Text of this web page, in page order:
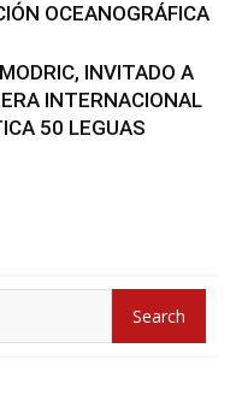
OCEANOGRÁFICA
INVITADO A
INTERNACIONAL
50 LEGUAS
Search